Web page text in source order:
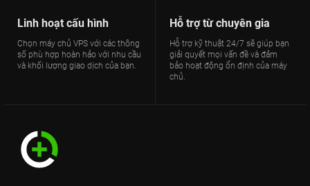
Linh hoạt cấu hình
Chọn máy chủ VPS với các thông
số phù hợp hoàn hảo với nhu cầu
và khối lượng giao dịch của bạn.
Hỗ trợ từ chuyên gia
Hỗ trợ kỹ thuật 24/7 sẽ giúp bạn
giải quyết mọi vấn đề và đảm
bảo hoạt động ổn định của máy
chủ.